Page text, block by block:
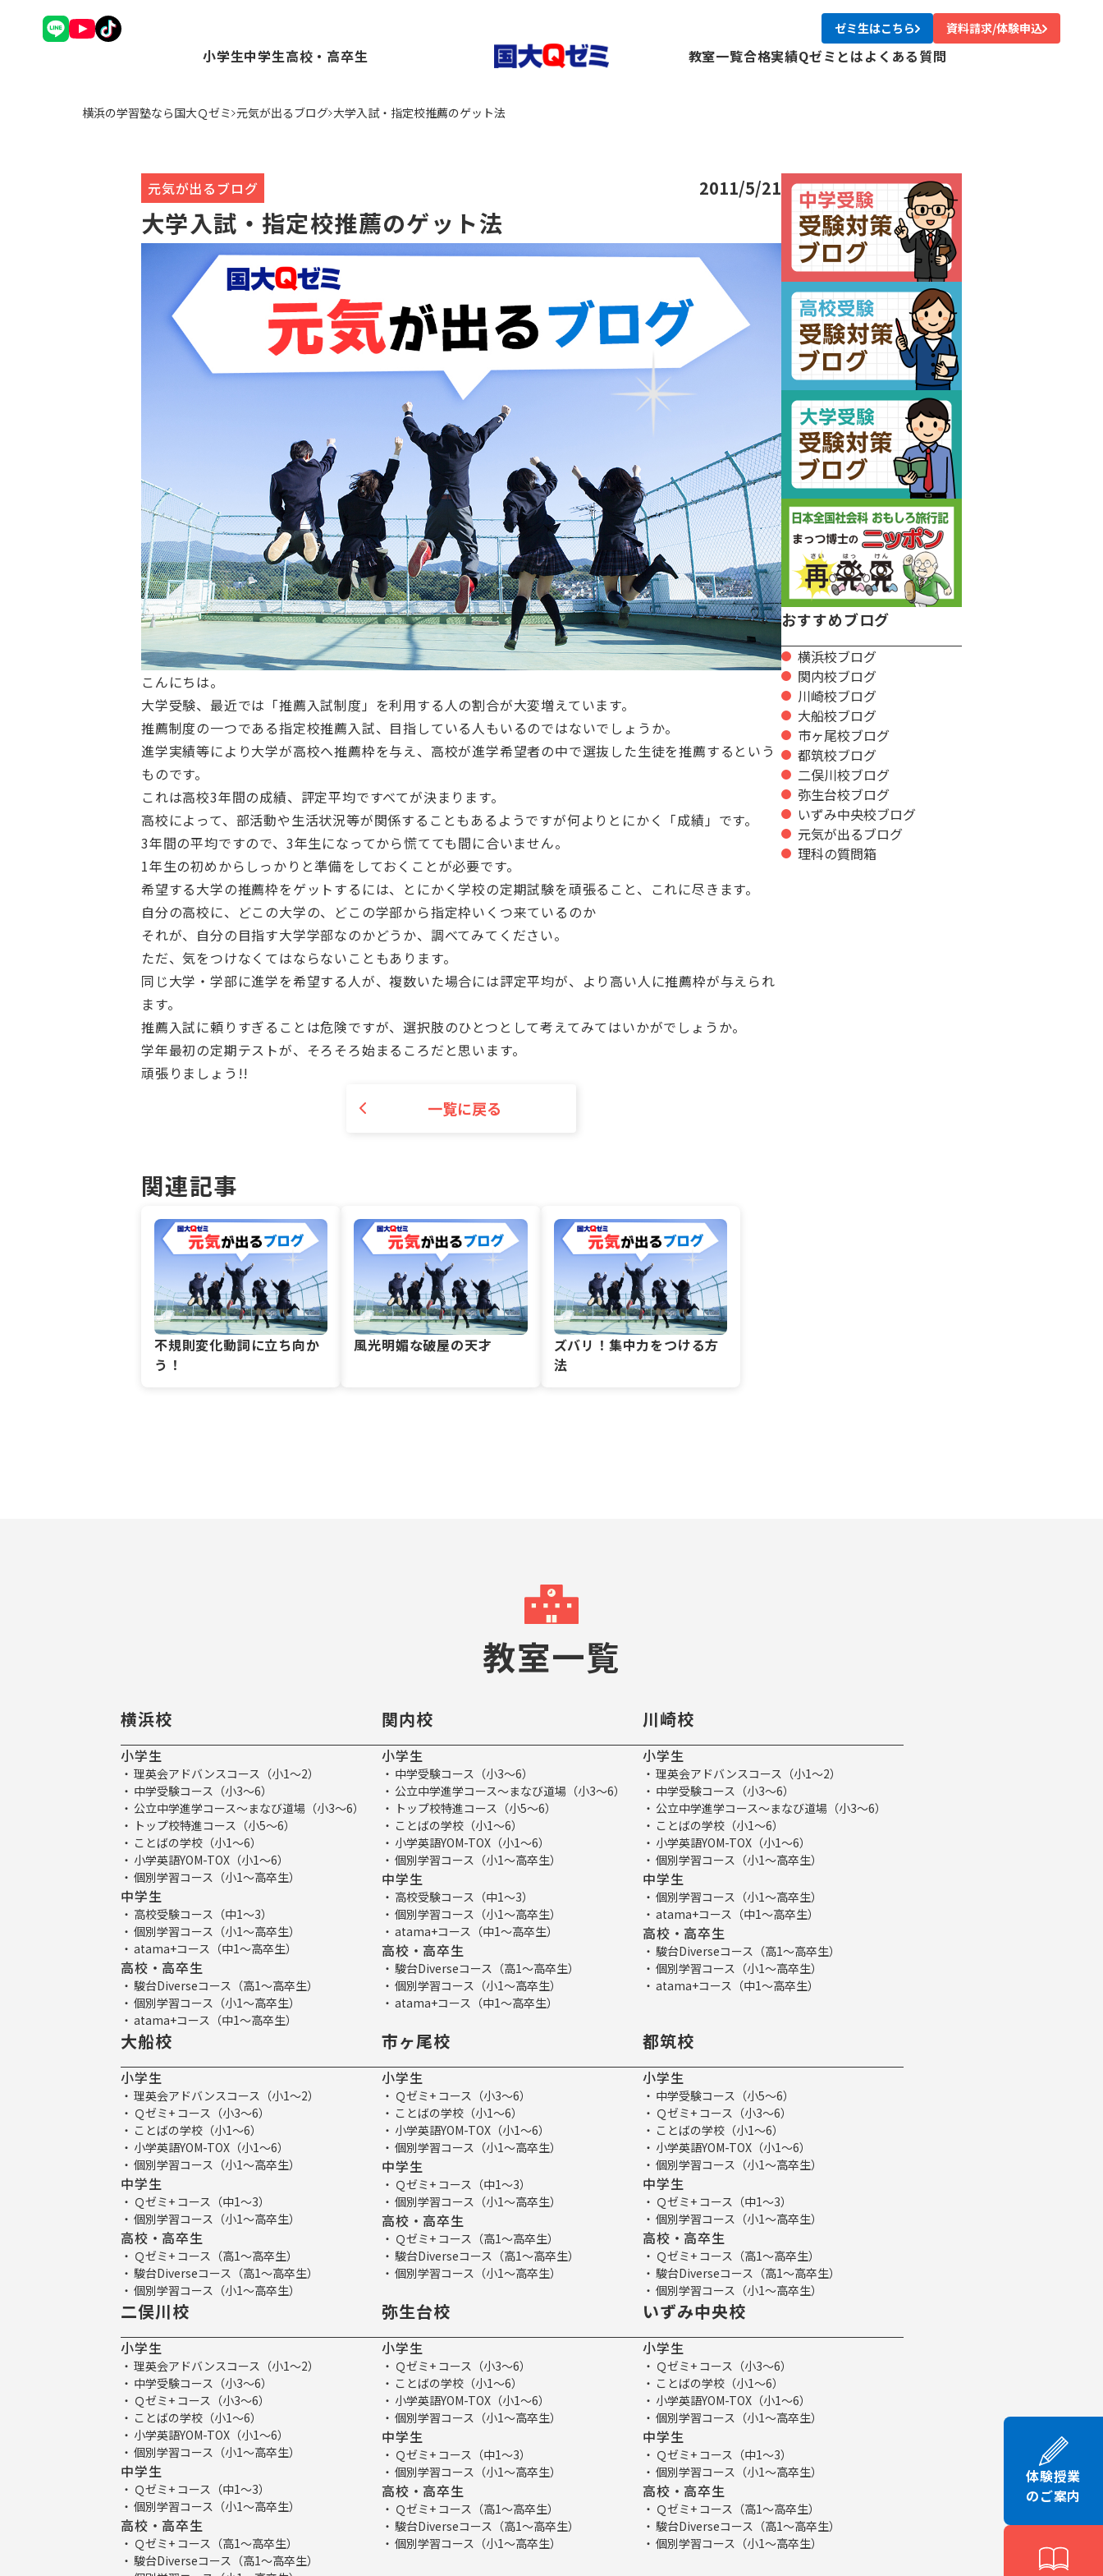
ゼミ生はこちら 資料請求/体験申込
小学生
理英会アドバンスコース（小1～2）
トップ校特進コース（小5～6）
ことばの学校（小1～6）
小学英語YOM-TOX（小1～6）
個別学習コース（小1～高卒生）
中学生
Ｑゼミ+ コース（中1～3）
高校・高卒生
Ｑゼミ+ コース（高1～高卒生）
教室一覧
市ヶ尾校
都筑校
いずみ中央校
合格実績Qゼミとはよくある質問
横浜の学習塾なら国大Ｑゼミ 元気が出るブログ 大学入試・指定校推薦のゲット法
元気が出るブログ 2011/5/21
大学入試・指定校推薦のゲット法
こんにちは。
大学受験、最近では「推薦入試制度」を利用する人の割合が大変増えています。
推薦制度の一つである指定校推薦入試、目指している人もいるのではないでしょうか。
進学実績等により大学が高校へ推薦枠を与え、高校が進学希望者の中で選抜した生徒を推薦するという
ものです。
これは高校3年間の成績、評定平均ですべてが決まります。
高校によって、部活動や生活状況等が関係することもあるようですが何よりとにかく「成績」です。
3年間の平均ですので、3年生になってから慌てても間に合いません。
1年生の初めからしっかりと準備をしておくことが必要です。
希望する大学の推薦枠をゲットするには、とにかく学校の定期試験を頑張ること、これに尽きます。
自分の高校に、どこの大学の、どこの学部から指定枠いくつ来ているのか
それが、自分の目指す大学学部なのかどうか、調べてみてください。
ただ、気をつけなくてはならないこともあります。
同じ大学・学部に進学を希望する人が、複数いた場合には評定平均が、より高い人に推薦枠が与えられ
ます。
推薦入試に頼りすぎることは危険ですが、選択肢のひとつとして考えてみてはいかがでしょうか。
学年最初の定期テストが、そろそろ始まるころだと思います。
頑張りましょう!!
一覧に戻る
関連記事
不規則変化動詞に立ち向か
う！
風光明媚な破屋の天才
ズバリ！集中力をつける方
法
おすすめブログ
横浜校ブログ
関内校ブログ
川崎校ブログ
大船校ブログ
市ヶ尾校ブログ
都筑校ブログ
二俣川校ブログ
弥生台校ブログ
いずみ中央校ブログ
元気が出るブログ
理科の質問箱
教室一覧
横浜校
小学生
理英会アドバンスコース（小1～2）
中学受験コース（小3～6）
公立中学進学コース～まなび道場（小3～6）
トップ校特進コース（小5～6）
ことばの学校（小1～6）
小学英語YOM-TOX（小1～6）
個別学習コース（小1～高卒生）
中学生
高校受験コース（中1～3）
個別学習コース（小1～高卒生）
atama+コース（中1～高卒生）
高校・高卒生
駿台Diverseコース（高1～高卒生）
個別学習コース（小1～高卒生）
atama+コース（中1～高卒生）
関内校
小学生
中学受験コース（小3～6）
公立中学進学コース～まなび道場（小3～6）
トップ校特進コース（小5～6）
ことばの学校（小1～6）
小学英語YOM-TOX（小1～6）
個別学習コース（小1～高卒生）
中学生
高校受験コース（中1～3）
個別学習コース（小1～高卒生）
atama+コース（中1～高卒生）
高校・高卒生
駿台Diverseコース（高1～高卒生）
個別学習コース（小1～高卒生）
atama+コース（中1～高卒生）
川崎校
小学生
理英会アドバンスコース（小1～2）
中学受験コース（小3～6）
公立中学進学コース～まなび道場（小3～6）
ことばの学校（小1～6）
小学英語YOM-TOX（小1～6）
個別学習コース（小1～高卒生）
中学生
個別学習コース（小1～高卒生）
atama+コース（中1～高卒生）
高校・高卒生
駿台Diverseコース（高1～高卒生）
個別学習コース（小1～高卒生）
atama+コース（中1～高卒生）
大船校
小学生
理英会アドバンスコース（小1～2）
Ｑゼミ+ コース（小3～6）
ことばの学校（小1～6）
小学英語YOM-TOX（小1～6）
個別学習コース（小1～高卒生）
中学生
Ｑゼミ+ コース（中1～3）
個別学習コース（小1～高卒生）
高校・高卒生
Ｑゼミ+ コース（高1～高卒生）
駿台Diverseコース（高1～高卒生）
個別学習コース（小1～高卒生）
市ヶ尾校
小学生
Ｑゼミ+ コース（小3～6）
ことばの学校（小1～6）
小学英語YOM-TOX（小1～6）
個別学習コース（小1～高卒生）
中学生
Ｑゼミ+ コース（中1～3）
個別学習コース（小1～高卒生）
高校・高卒生
Ｑゼミ+ コース（高1～高卒生）
駿台Diverseコース（高1～高卒生）
個別学習コース（小1～高卒生）
都筑校
小学生
中学受験コース（小5～6）
Ｑゼミ+ コース（小3～6）
ことばの学校（小1～6）
小学英語YOM-TOX（小1～6）
個別学習コース（小1～高卒生）
中学生
Ｑゼミ+ コース（中1～3）
個別学習コース（小1～高卒生）
高校・高卒生
Ｑゼミ+ コース（高1～高卒生）
駿台Diverseコース（高1～高卒生）
個別学習コース（小1～高卒生）
二俣川校
小学生
理英会アドバンスコース（小1～2）
中学受験コース（小3～6）
Ｑゼミ+ コース（小3～6）
ことばの学校（小1～6）
小学英語YOM-TOX（小1～6）
個別学習コース（小1～高卒生）
中学生
Ｑゼミ+ コース（中1～3）
個別学習コース（小1～高卒生）
高校・高卒生
Ｑゼミ+ コース（高1～高卒生）
駿台Diverseコース（高1～高卒生）
弥生台校
小学生
Ｑゼミ+ コース（小3～6）
ことばの学校（小1～6）
小学英語YOM-TOX（小1～6）
個別学習コース（小1～高卒生）
中学生
Ｑゼミ+ コース（中1～3）
個別学習コース（小1～高卒生）
高校・高卒生
Ｑゼミ+ コース（高1～高卒生）
駿台Diverseコース（高1～高卒生）
個別学習コース（小1～高卒生）
いずみ中央校
小学生
Ｑゼミ+ コース（小3～6）
ことばの学校（小1～6）
小学英語YOM-TOX（小1～6）
個別学習コース（小1～高卒生）
中学生
Ｑゼミ+ コース（中1～3）
個別学習コース（小1～高卒生）
高校・高卒生
Ｑゼミ+ コース（高1～高卒生）
駿台Diverseコース（高1～高卒生）
個別学習コース（小1～高卒生）
体験授業
のご案内